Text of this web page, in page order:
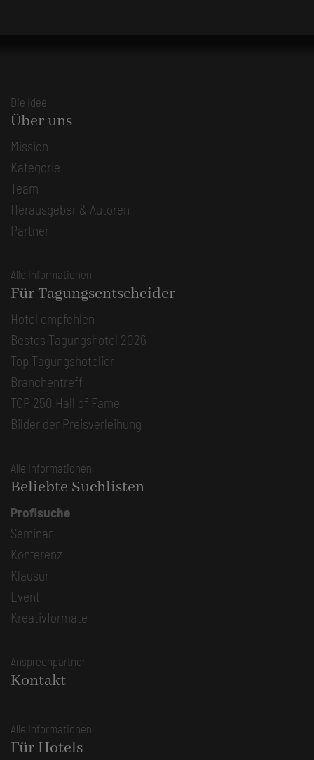
Die Idee
Über uns
Mission
Kategorie
Team
Herausgeber & Autoren
Partner
Alle Informationen
Für Tagungsentscheider
Hotel empfehlen
Bestes Tagungshotel 2026
Top Tagungshotelier
Branchentreff
TOP 250 Hall of Fame
Bilder der Preisverleihung
Alle Informationen
Beliebte Suchlisten
Profisuche
Seminar
Konferenz
Klausur
Event
Kreativformate
Ansprechpartner
Kontakt
Alle Informationen
Für Hotels